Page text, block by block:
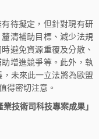
待擬定，但針對現有研
清補助目標、減少法規
避免資源重覆及分散、
增進競爭等。此外，執
未來此一立法將為歐盟
得密切注意。
技術司科技專案成果」